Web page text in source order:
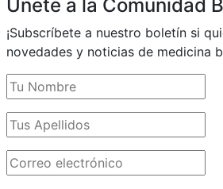
Únete a la Comunidad
¡Subscríbete a nuestro boletín si
novedades y noticias de medicina